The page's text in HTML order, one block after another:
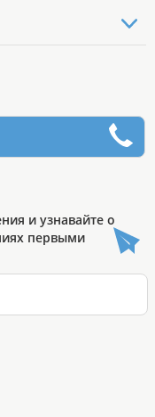
и узнавайте о
первыми